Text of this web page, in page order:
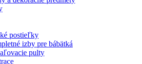
postieľky
izby pre bábätká
pulty